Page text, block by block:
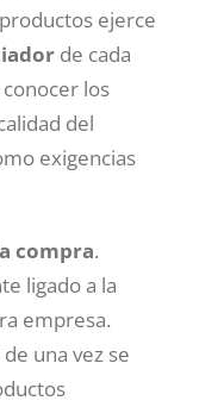
ejerce
de cada
los
del
exigencias
compra.
ligado a la
empresa.
una vez se